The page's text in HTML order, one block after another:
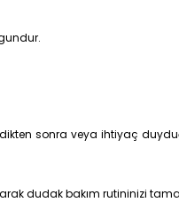
sonra veya ihtiyaç
dudak bakım rutininizi